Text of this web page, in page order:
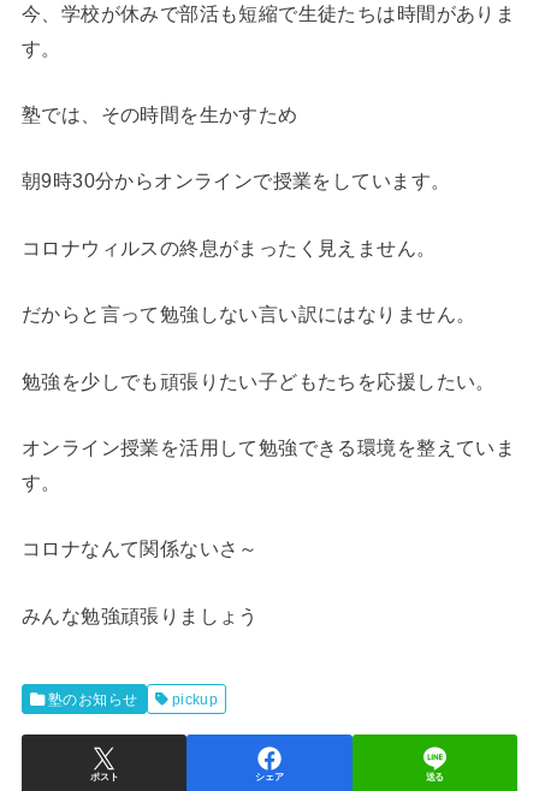
今、学校が休みで部活も短縮で生徒たちは時間がありま
す。
塾では、その時間を生かすため
朝9時30分からオンラインで授業をしています。
コロナウィルスの終息がまったく見えません。
だからと言って勉強しない言い訳にはなりません。
勉強を少しでも頑張りたい子どもたちを応援したい。
オンライン授業を活用して勉強できる環境を整えていま
す。
コロナなんて関係ないさ～
みんな勉強頑張りましょう
塾のお知らせ pickup
ポスト シェア 送る